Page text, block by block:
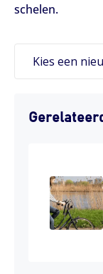
schelen.
Kies een